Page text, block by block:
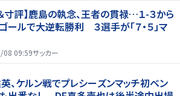
寸評】鹿島の執念、王者の貫禄…１-３から
ールで大逆転勝利 ３選手が「７・５」マ
08 09:59サッカー
、ケルン戦でプレシーズンマッチ初ベン